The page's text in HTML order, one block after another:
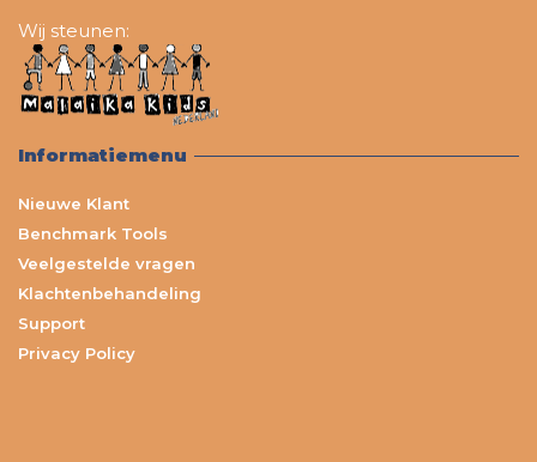
Wij steunen:
Informatiemenu
Nieuwe Klant
Benchmark Tools
Veelgestelde vragen
Klachtenbehandeling
Support
Privacy Policy